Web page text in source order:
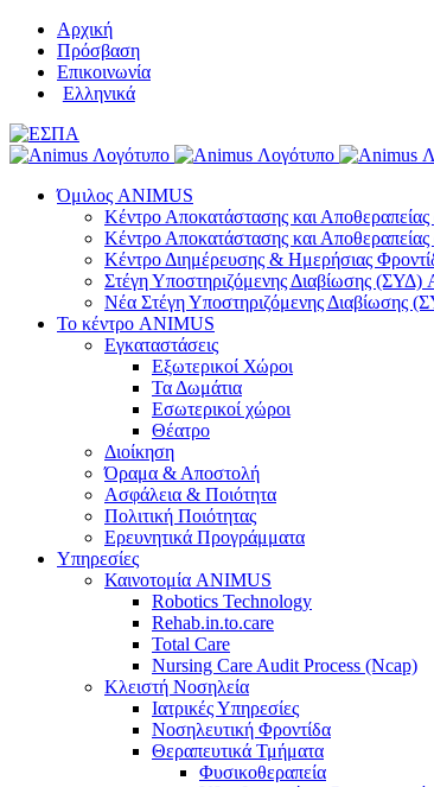
Μετάβαση
περιεχόμενο
Αρχική
Πρόσβαση
Επικοινωνία
Ελληνικά
Όμιλος ANIMUS
Κέντρο Αποκατάστασης και
Κέντρο Αποκατάστασης και
Κέντρο Διημέρευσης & Ημερήσιας
Στέγη Υποστηριζόμενης Διαβίωσης
Νέα Στέγη Υποστηριζόμενης Διαβίωσης
Το κέντρο ANIMUS
Εγκαταστάσεις
Εξωτερικοί Χώροι
Τα Δωμάτια
Εσωτερικοί χώροι
Θέατρο
Διοίκηση
Όραμα & Αποστολή
Ασφάλεια & Ποιότητα
Πολιτική Ποιότητας
Ερευνητικά Προγράμματα
Υπηρεσίες
Καινοτομία ANIMUS
Robotics Technology
Rehab.in.to.care
Total Care
Nursing Care Audit Process (Ncap)
Κλειστή Νοσηλεία
Ιατρικές Υπηρεσίες
Νοσηλευτική Φροντίδα
Θεραπευτικά Τμήματα
Φυσικοθεραπεία